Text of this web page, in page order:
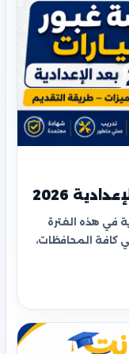
2026
في هذه الفترة
كافة المحافظات،